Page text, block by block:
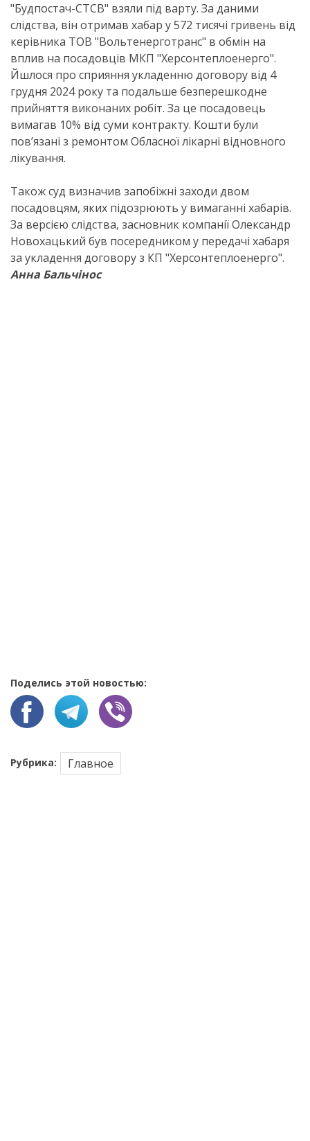
"Будпостач-СТСВ" взяли під варту. За даними
слідства, він отримав хабар у 572 тисячі гривень від
керівника ТОВ "Вольтенерготранс" в обмін на
вплив на посадовців МКП "Херсонтеплоенерго".
Йшлося про сприяння укладенню договору від 4
грудня 2024 року та подальше безперешкодне
прийняття виконаних робіт. За це посадовець
вимагав 10% від суми контракту. Кошти були
пов’язані з ремонтом Обласної лікарні відновного
лікування.
Також суд визначив запобіжні заходи двом
посадовцям, яких підозрюють у вимаганні хабарів.
За версією слідства, засновник компанії Олександр
Новохацький був посередником у передачі хабаря
за укладення договору з КП "Херсонтеплоенерго".
Анна Бальчінос
Поделись этой новостью:
Рубрика: Главное